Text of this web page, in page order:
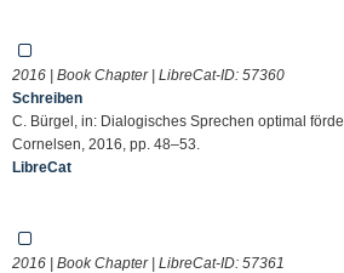
2016 | Book Chapter | LibreCat-ID: 57360
Schreiben
C. Bürgel, in: Dialogisches Sprechen optimal
Cornelsen, 2016, pp. 48–53.
LibreCat
2016 | Book Chapter | LibreCat-ID: 57361